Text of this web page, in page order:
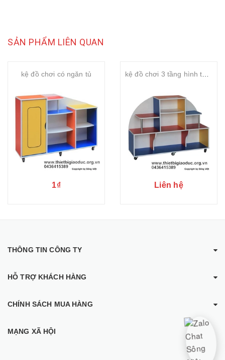
SẢN PHẨM LIÊN QUAN
kệ đồ chơi có ngăn tủ
1₫ Liên hệ
THÔNG TIN CÔNG TY
HỖ TRỢ KHÁCH HÀNG
CHÍNH SÁCH MUA HÀNG
MẠNG XÃ HỘI